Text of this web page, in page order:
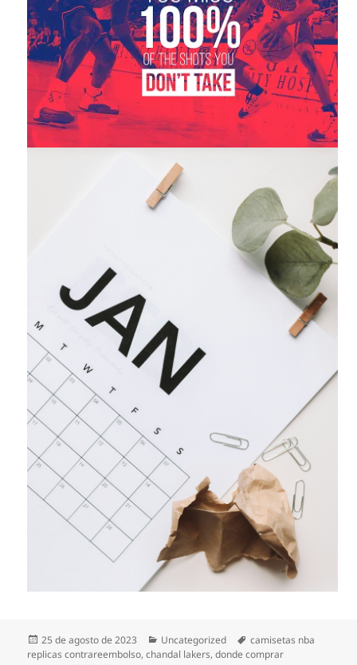
Publicado
el
25 de agosto de 2023 Categorías
Uncategorized Etiquetas
camisetas nba
replicas contrareembolso,chandal lakers,donde comprar